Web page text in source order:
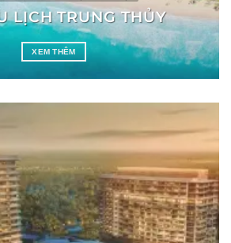
LỊCH TRUNG THỦY
XEM THÊM